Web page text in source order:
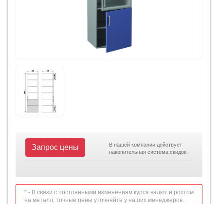
Запрос цены
В нашей компании действует
накопительная система скидок.
* - В связи с постоянными изменениям курса валют и ростом
на металл, точные цены уточняйте у наших менеджеров.